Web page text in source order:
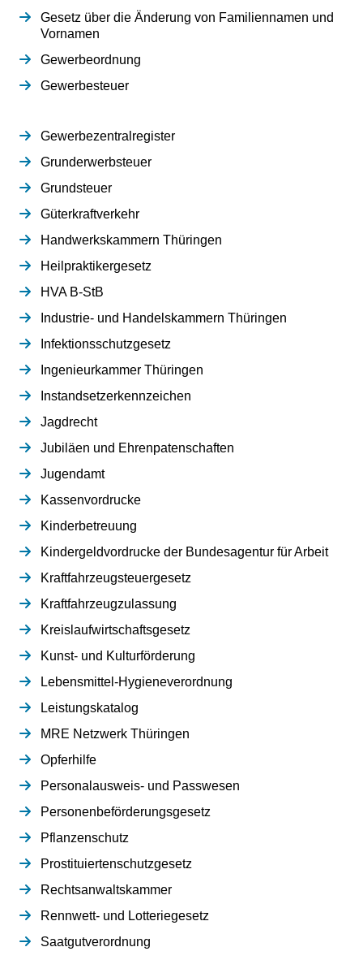
Gesetz über die Änderung von Familiennamen und
Vornamen
Gewerbeordnung
Gewerbesteuer
Gewerbezentralregister
Grunderwerbsteuer
Grundsteuer
Güterkraftverkehr
Handwerkskammern Thüringen
Heilpraktikergesetz
HVA B-StB
Industrie- und Handelskammern Thüringen
Infektionsschutzgesetz
Ingenieurkammer Thüringen
Instandsetzerkennzeichen
Jagdrecht
Jubiläen und Ehrenpatenschaften
Jugendamt
Kassenvordrucke
Kinderbetreuung
Kindergeldvordrucke der Bundesagentur für Arbeit
Kraftfahrzeugsteuergesetz
Kraftfahrzeugzulassung
Kreislaufwirtschaftsgesetz
Kunst- und Kulturförderung
Lebensmittel-Hygieneverordnung
Leistungskatalog
MRE Netzwerk Thüringen
Opferhilfe
Personalausweis- und Passwesen
Personenbeförderungsgesetz
Pflanzenschutz
Prostituiertenschutzgesetz
Rechtsanwaltskammer
Rennwett- und Lotteriegesetz
Saatgutverordnung